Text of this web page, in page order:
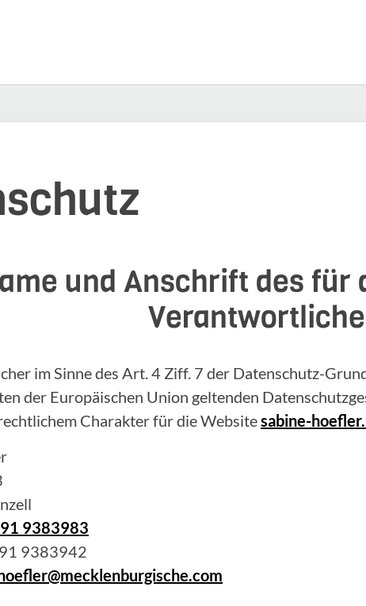
und Anschrift des für
im Sinne des Art. 4 Ziff. 7 der Datenschutz-
der Europäischen Union geltenden
Charakter für die Websitesabine-
9383983
9383942